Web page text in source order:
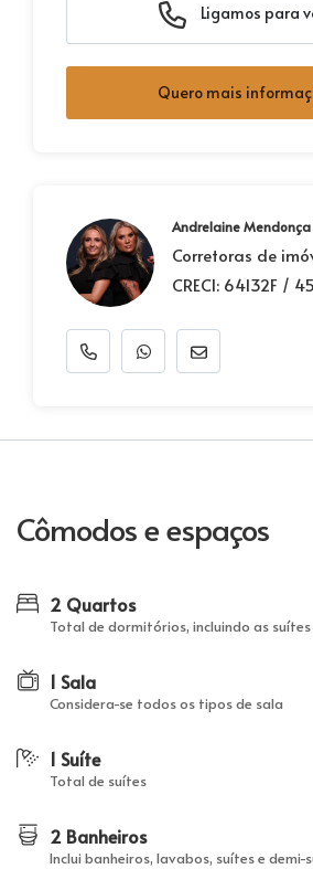
Ligamos para
Quero mais
Andrelaine
Corretoras de
CRECI: 64132F /
Cômodos e espaços
2 Quartos
Total de dormitórios, incluindo as suítes
1 Sala
Considera-se todos os tipos de sala
1 Suíte
Total de suítes
2 Banheiros
Inclui banheiros, lavabos, suítes e demi-